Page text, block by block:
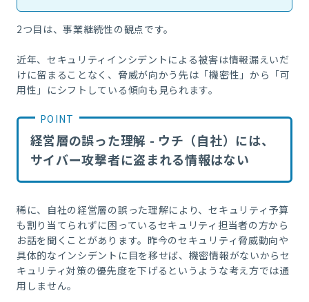
2つ目は、事業継続性の観点です。
近年、セキュリティインシデントによる被害は情報漏えいだ
けに留まることなく、脅威が向かう先は「機密性」から「可
用性」にシフトしている傾向も見られます。
経営層の誤った理解 - ウチ（自社）には、
サイバー攻撃者に盗まれる情報はない
稀に、自社の経営層の誤った理解により、セキュリティ予算
も割り当てられずに困っているセキュリティ担当者の方から
お話を聞くことがあります。昨今のセキュリティ脅威動向や
具体的なインシデントに目を移せば、機密情報がないからセ
キュリティ対策の優先度を下げるというような考え方では通
用しません。